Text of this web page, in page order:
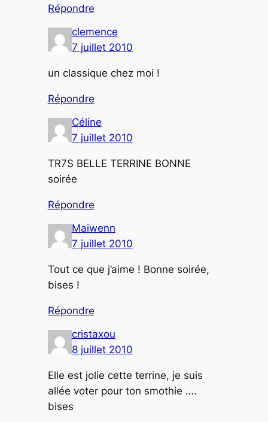
Répondre
clemence
7 juillet 2010
un classique chez moi !
Répondre
Céline
7 juillet 2010
TR7S BELLE TERRINE BONNE
soirée
Répondre
Maiwenn
7 juillet 2010
Tout ce que j’aime ! Bonne soirée,
bises !
Répondre
cristaxou
8 juillet 2010
Elle est jolie cette terrine, je suis
allée voter pour ton smothie ….
bises